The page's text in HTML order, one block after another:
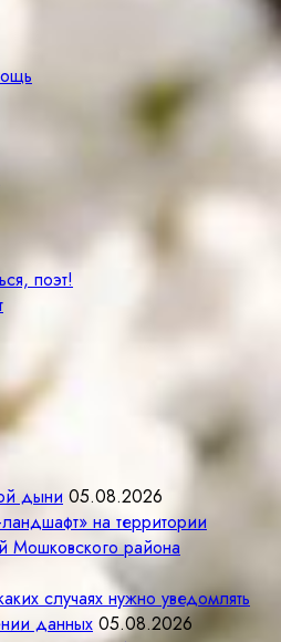
поэт!
дыни 05.08.2026
на территории
Мошковского района
случаях нужно уведомлять
данных 05.08.2026